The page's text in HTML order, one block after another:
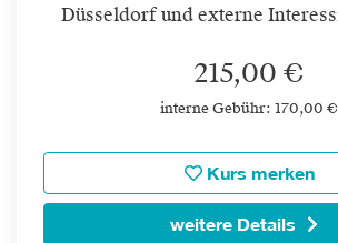
Düsseldorf und externe
215,00 €
interne Gebühr: 170,00 €
Kurs merken
weitere Details